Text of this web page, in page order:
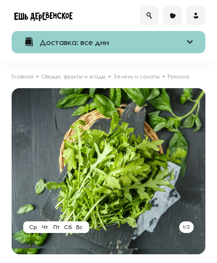
Доставка: все дни
Главная Овощи, фрукты и ягоды Зелень и салаты Руккола
1/2
Ср Чт Пт Сб Вс